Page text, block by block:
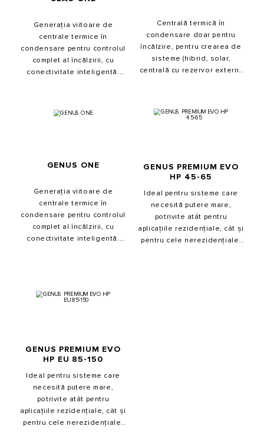
Generația viitoare de
centrale termice în
condensare pentru controlul
complet al încălzirii, cu
conectivitate inteligentă.
singur produs.
Centrală termică în
condensare doar pentru
încălzire, pentru crearea de
sisteme (hibrid, solar,
centrală cu rezervor extern).
exclusivă.
GENUS ONE
Generația viitoare de
centrale termice în
condensare pentru controlul
complet al încălzirii, cu
conectivitate inteligentă.
GENUS PREMIUM EVO
HP 45-65
Ideal pentru sisteme care
necesită putere mare,
potrivite atât pentru
aplicațiile rezidențiale, cât și
pentru cele nerezidențiale.
GENUS PREMIUM EVO
HP EU 85-150
Ideal pentru sisteme care
necesită putere mare,
potrivite atât pentru
aplicațiile rezidențiale, cât și
pentru cele nerezidențiale.